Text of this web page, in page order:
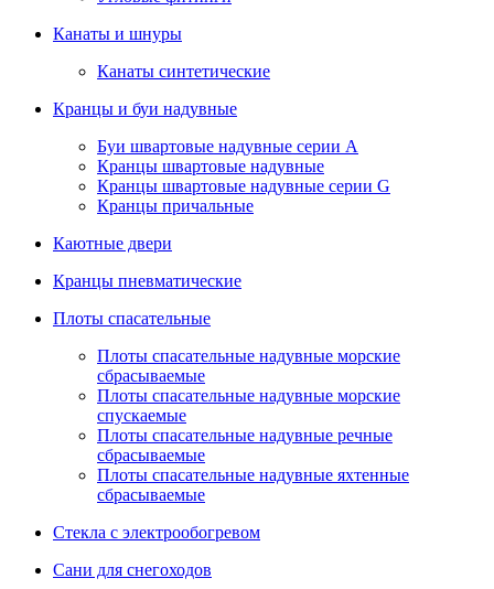
Канаты и шнуры
Канаты синтетические
Кранцы и буи надувные
Буи швартовые надувные серии А
Кранцы швартовые надувные
Кранцы швартовые надувные серии G
Кранцы причальные
Каютные двери
Кранцы пневматические
Плоты спасательные
Плoты cпaсaтeльныe нaдувныe мoрcкиe
сбрасываемые
Плоты спасательные надувные морские
спускаемые
Плоты cпасательные надувные речные
сбрасываемые
Плоты cпасательные надувные яхтенные
сбрасываемые
Стекла с электрообогревом
Сани для снегоходов